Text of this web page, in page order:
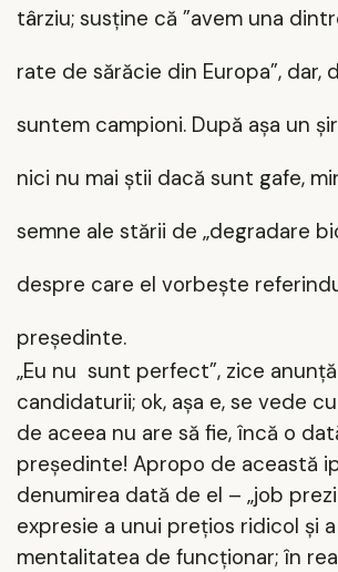
târziu; susține că ”avem una
rate de sărăcie din Europa”, dar,
suntem campioni. După așa un
nici nu mai știi dacă sunt gafe,
semne ale stării de „degradare
despre care el vorbește
președinte.
„Eu nu sunt perfect”, zice
candidaturii; ok, așa e, se vede
de aceea nu are să fie, încă o
președinte! Apropo de această
denumirea dată de el – „job
expresie a unui prețios ridicol și
mentalitatea de funcționar; în